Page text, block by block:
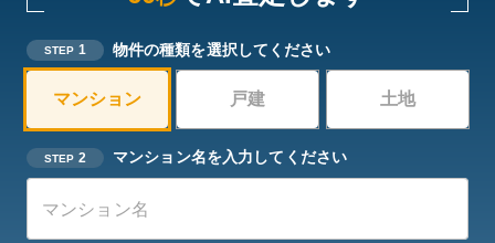
STEP 1 物件の種類を選択してください
マンション 戸建 土地
STEP 2 マンション名を入力してください